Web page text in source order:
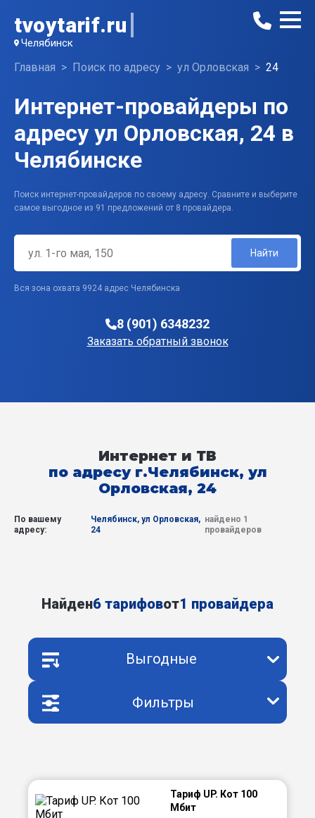
tvoytarif.ru
Челябинск
Главная Поиск по адресу ул Орловская 24
Интернет-провайдеры по
адресу ул Орловская, 24 в
Челябинске
Поиск интернет-провайдеров по своему адресу. Сравните и выберите
самое выгодное из 91 предложений от 8 провайдера.
Найти
Вся зона охвата 9924 адрес Челябинска
8 (901) 6348232
Заказать обратный звонок
Интернет и ТВ
по адресу г.Челябинск, ул
Орловская, 24
По вашему
адресу:
Челябинск, ул Орловская,
24
найдено 1
провайдеров
Найден6 тарифовот1 провайдера
Выгодные
Фильтры
Тариф UP. Кот 100
Мбит